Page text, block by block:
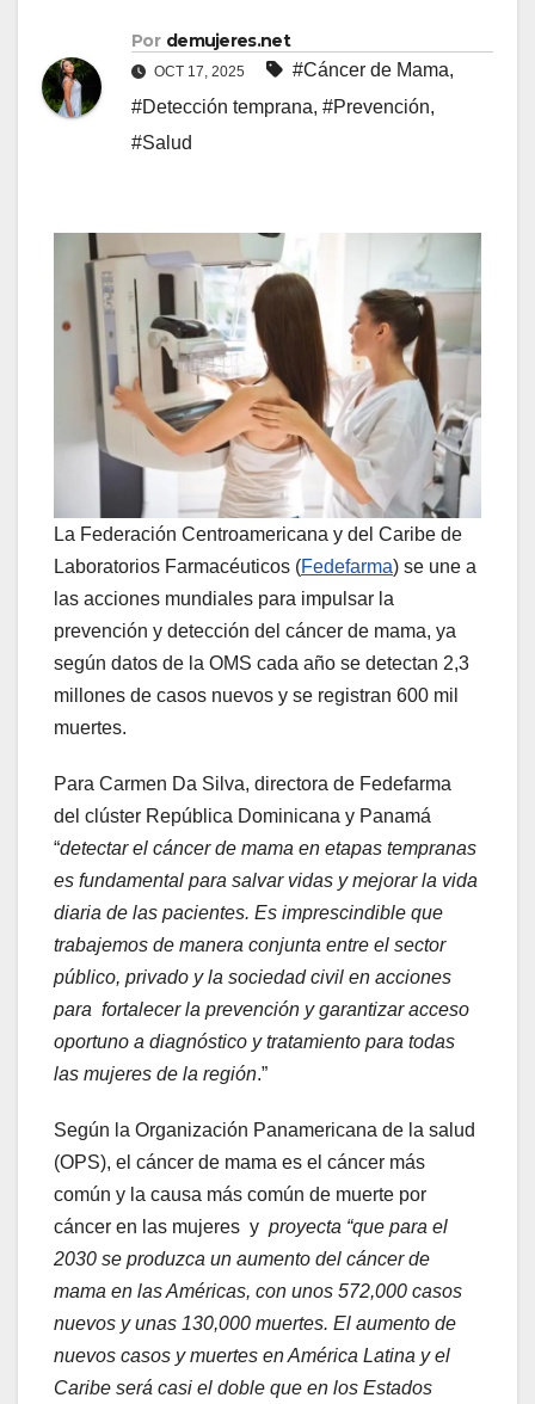
Por demujeres.net
OCT 17, 2025 #Cáncer de Mama,
#Detección temprana, #Prevención,
#Salud
La Federación Centroamericana y del Caribe de
Laboratorios Farmacéuticos (Fedefarma) se une a
las acciones mundiales para impulsar la
prevención y detección del cáncer de mama, ya
según datos de la OMS cada año se detectan 2,3
millones de casos nuevos y se registran 600 mil
muertes.
Para Carmen Da Silva, directora de Fedefarma
del clúster República Dominicana y Panamá
“detectar el cáncer de mama en etapas tempranas
es fundamental para salvar vidas y mejorar la vida
diaria de las pacientes. Es imprescindible que
trabajemos de manera conjunta entre el sector
público, privado y la sociedad civil en acciones
para fortalecer la prevención y garantizar acceso
oportuno a diagnóstico y tratamiento para todas
las mujeres de la región.”
Según la Organización Panamericana de la salud
(OPS), el cáncer de mama es el cáncer más
común y la causa más común de muerte por
cáncer en las mujeres y proyecta “que para el
2030 se produzca un aumento del cáncer de
mama en las Américas, con unos 572,000 casos
nuevos y unas 130,000 muertes. El aumento de
nuevos casos y muertes en América Latina y el
Caribe será casi el doble que en los Estados